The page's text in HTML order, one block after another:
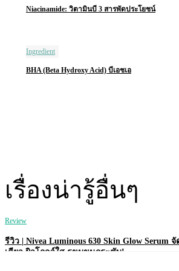
Niacinamide: วิตามินบี 3 สารพัดประโยชน์
Ingredient
BHA (Beta Hydroxy Acid) บีเอชเอ
เรื่องน่ารู้อื่นๆ
Review
รีวิว | Nivea Luminous 630 Skin Glow Serum
เดียว ผิวโกลว์ใส รูขุมขนกระชับ!